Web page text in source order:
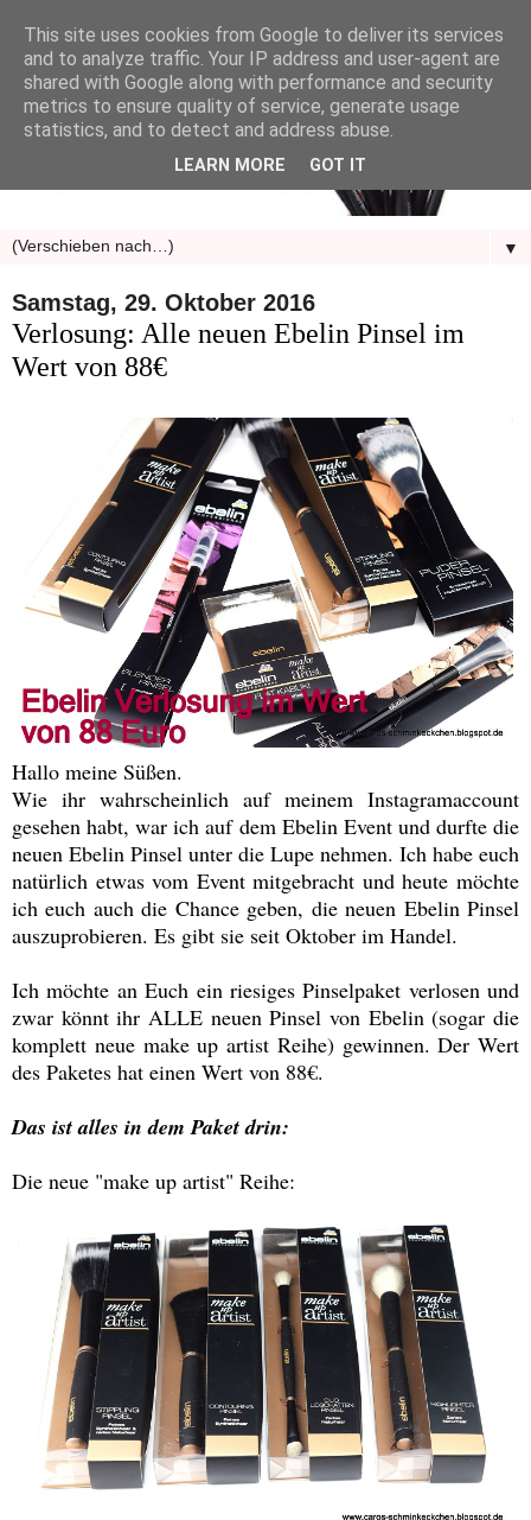
▼
Samstag, 29. Oktober 2016
Verlosung: Alle neuen Ebelin Pinsel im
Wert von 88€
Hallo meine Süßen.
Wie ihr wahrscheinlich auf meinem Instagramaccount
gesehen habt, war ich auf dem Ebelin Event und durfte die
neuen Ebelin Pinsel unter die Lupe nehmen. Ich habe euch
natürlich etwas vom Event mitgebracht und heute möchte
ich euch auch die Chance geben, die neuen Ebelin Pinsel
auszuprobieren. Es gibt sie seit Oktober im Handel.
Ich möchte an Euch ein riesiges Pinselpaket verlosen und
zwar könnt ihr ALLE neuen Pinsel von Ebelin (sogar die
komplett neue make up artist Reihe) gewinnen. Der Wert
des Paketes hat einen Wert von 88€.
Das ist alles in dem Paket drin:
Die neue "make up artist" Reihe:
This site uses cookies from Google to deliver its services
and to analyze traffic. Your IP address and user-agent are
shared with Google along with performance and security
metrics to ensure quality of service, generate usage
statistics, and to detect and address abuse.
LEARN MORE GOT IT